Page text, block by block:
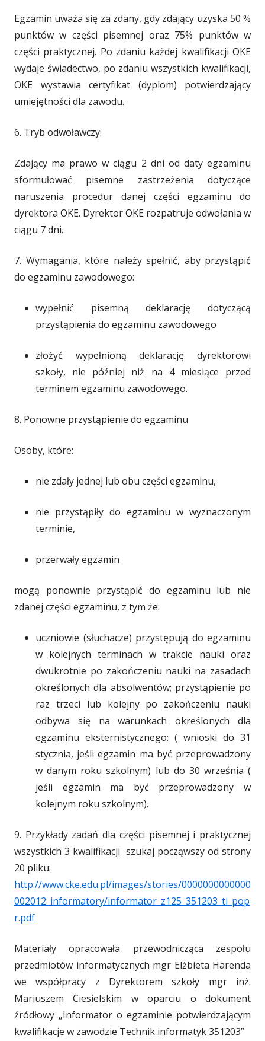
Egzamin uważa się za zdany, gdy zdający uzyska 50 %
punktów w części pisemnej oraz 75% punktów w
części praktycznej. Po zdaniu każdej kwalifikacji OKE
wydaje świadectwo, po zdaniu wszystkich kwalifikacji,
OKE wystawia certyfikat (dyplom) potwierdzający
umiejętności dla zawodu.
6. Tryb odwoławczy:
Zdający ma prawo w ciągu 2 dni od daty egzaminu
sformułować pisemne zastrzeżenia dotyczące
naruszenia procedur danej części egzaminu do
dyrektora OKE. Dyrektor OKE rozpatruje odwołania w
ciągu 7 dni.
7. Wymagania, które należy spełnić, aby przystąpić
do egzaminu zawodowego:
wypełnić pisemną deklarację dotyczącą
przystąpienia do egzaminu zawodowego
złożyć wypełnioną deklarację dyrektorowi
szkoły, nie później niż na 4 miesiące przed
terminem egzaminu zawodowego.
8. Ponowne przystąpienie do egzaminu
Osoby, które:
nie zdały jednej lub obu części egzaminu,
nie przystąpiły do egzaminu w wyznaczonym
terminie,
przerwały egzamin
mogą ponownie przystąpić do egzaminu lub nie
zdanej części egzaminu, z tym że:
uczniowie (słuchacze) przystępują do egzaminu
w kolejnych terminach w trakcie nauki oraz
dwukrotnie po zakończeniu nauki na zasadach
określonych dla absolwentów; przystąpienie po
raz trzeci lub kolejny po zakończeniu nauki
odbywa się na warunkach określonych dla
egzaminu eksternistycznego: ( wnioski do 31
stycznia, jeśli egzamin ma być przeprowadzony
w danym roku szkolnym) lub do 30 września (
jeśli egzamin ma być przeprowadzony w
kolejnym roku szkolnym).
9. Przykłady zadań dla części pisemnej i praktycznej
wszystkich 3 kwalifikacji szukaj począwszy od strony
20 pliku:
http://www.cke.edu.pl/images/stories/0000000000000
002012_informatory/informator_z125_351203_ti_pop
r.pdf
Materiały opracowała przewodnicząca zespołu
przedmiotów informatycznych mgr Elżbieta Harenda
we współpracy z Dyrektorem szkoły mgr inż.
Mariuszem Ciesielskim w oparciu o dokument
źródłowy „Informator o egzaminie potwierdzającym
kwalifikacje w zawodzie Technik informatyk 351203”